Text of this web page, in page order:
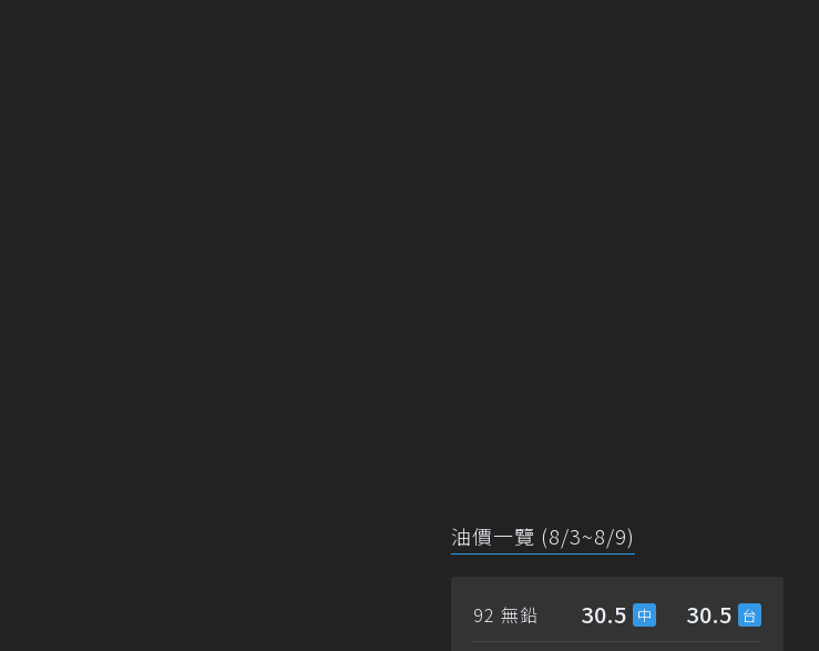
油價一覽 (8/3~8/9)
92 無鉛 30.5 30.5